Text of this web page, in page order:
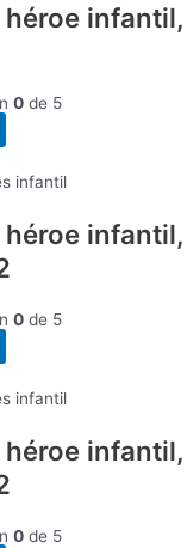
0 de 5
infantil
0 de 5
infantil
héroe
0 de 5